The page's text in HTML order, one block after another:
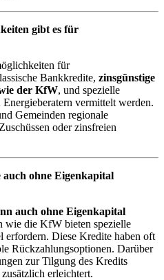
gibt es für
für
Bankkredite, zinsgünstige
der KfW, und spezielle
vermittelt werden.
Gemeinden regionale
oder zinsfreien
ohne Eigenkapital
auch ohne Eigenkapital
wie die KfW bieten spezielle
erfordern. Diese Kredite haben oft
Rückzahlungsoptionen. Darüber
zur Tilgung des Kredits
erleichtert.